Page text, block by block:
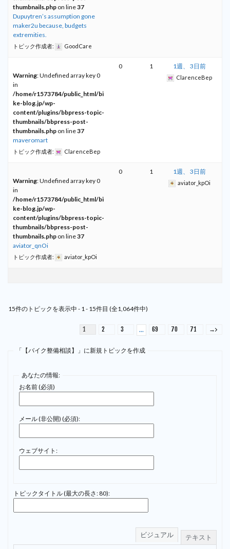
thumbnails.php on line37
Dupuytren’s assumption gone
maker2u because, budgets
extremities.
トピック作成者: GoodCare
Warning: Undefined array key 0
in
/home/r1573784/public_html/bi
ke-blog.jp/wp-
content/plugins/bbpress-topic-
thumbnails/bbpress-post-
thumbnails.php on line37
maveromart
トピック作成者: ClarenceBep
0 1 1週、 3日前
ClarenceBep
Warning: Undefined array key 0
in
/home/r1573784/public_html/bi
ke-blog.jp/wp-
content/plugins/bbpress-topic-
thumbnails/bbpress-post-
thumbnails.php on line37
aviator_qnOi
トピック作成者: aviator_kpOi
0 1 1週、 3日前
aviator_kpOi
15件のトピックを表示中 - 1 - 15件目 (全1,064件中)
1 2 3 … 69 70 71 →
「【バイク整備相談】」に新規トピックを作成
あなたの情報:
お名前 (必須)
メール (非公開) (必須):
ウェブサイト:
トピックタイトル (最大の長さ: 80):
ビジュアル テキスト